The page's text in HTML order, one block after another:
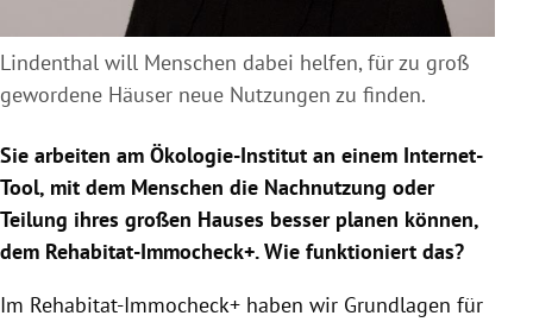
Lindenthal will Menschen dabei helfen, für zu groß
gewordene Häuser neue Nutzungen zu finden.
Sie arbeiten am Ökologie-Institut an einem Internet-
Tool, mit dem Menschen die Nachnutzung oder
Teilung ihres großen Hauses besser planen können,
dem Rehabitat-Immocheck+. Wie funktioniert das?
Im Rehabitat-Immocheck+ haben wir Grundlagen für